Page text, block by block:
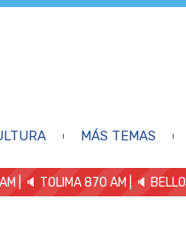
MÁS TEMAS
| 🔈 TOLIMA 870 AM | 🔈 BELLO